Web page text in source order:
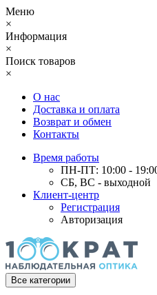
Меню
×
Информация
×
Поиск товаров
×
О нас
Доставка и оплата
Возврат и обмен
Контакты
Время работы
ПН-ПТ: 10:00 -
СБ, ВС - выходной
Клиент-центр
Регистрация
Авторизация
Все категории